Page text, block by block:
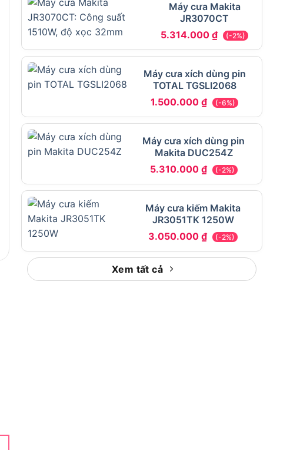
Máy cưa Makita
JR3070CT
5.314.000₫ (-2%)
Máy cưa xích dùng pin
TOTAL TGSLI2068
1.500.000₫ (-6%)
Máy cưa xích dùng pin
Makita DUC254Z
5.310.000 ₫ (-2%)
Máy cưa kiếm Makita
JR3051TK 1250W
3.050.000₫ (-2%)
Xem tất cả